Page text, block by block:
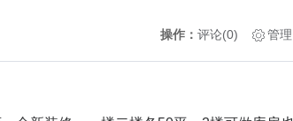
操作： 评论(0) 管理